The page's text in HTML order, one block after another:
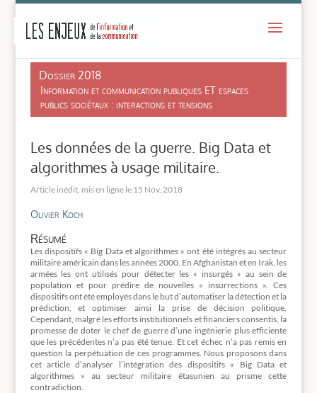
Dossier 2018
Information et communication publiques ET espaces
publics sociétaux : interactions et tensions
Les données de la guerre. Big Data et
algorithmes à usage militaire.
15 Nov, 2018
Olivier Koch
Résumé
Les dispositifs « Big Data et algorithmes » ont été intégrés au secteur
militaire américain dans les années 2000. En Afghanistan et en Irak, les
armées les ont utilisés pour détecter les « insurgés » au sein de
population et pour prédire de nouvelles « insurrections ». Ces
dispositifs ont été employés dans le but d’automatiser la détection et la
prédiction, et optimiser ainsi la prise de décision politique.
Cependant, malgré les efforts institutionnels et financiers consentis, la
promesse de doter le chef de guerre d’une ingénierie plus efficiente
que les précédentes n’a pas été tenue. Et cet échec n’a pas remis en
question la perpétuation de ces programmes. Nous proposons dans
cet article d’analyser l’intégration des dispositifs « Big Data et
algorithmes » au secteur militaire étasunien au prisme cette
contradiction.